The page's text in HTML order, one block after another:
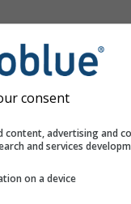
consent
content, advertising and
and services
on a device